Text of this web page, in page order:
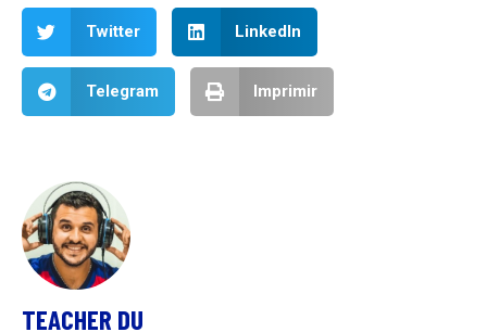
Twitter LinkedIn
Telegram Imprimir
TEACHER DU